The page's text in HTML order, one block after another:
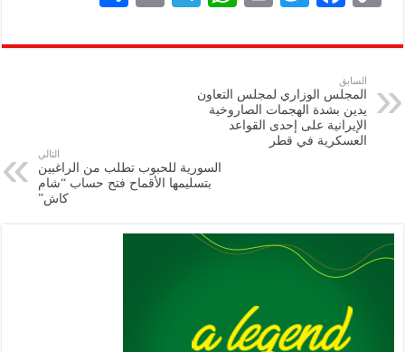
p
y
Li
n
eb
k
tt
nt
at
A
p
gr
ai
ar
السابق
المجلس الوزاري لمجلس التعاون
يدين بشدة الهجمات الصاروخية
الإيرانية على إحدى القواعد
العسكرية في قطر
التالي
السورية للحبوب تطلب من الراغبين
بتسليمها الأقماح فتح حساب “شام
كاش”